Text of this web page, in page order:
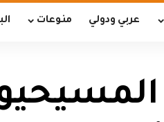
عربي ودولي منوعات